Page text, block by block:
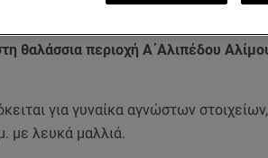
θαλάσσια περιοχή Α΄Αλιπέδου
για γυναίκα αγνώστων στοιχείων,
με λευκά μαλλιά.